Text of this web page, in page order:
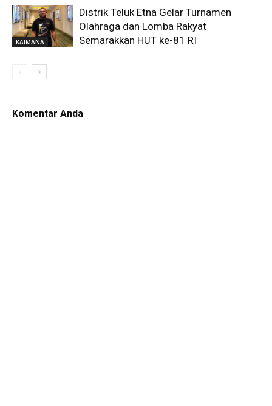
KAIMANA
Distrik Teluk Etna Gelar Turnamen
Olahraga dan Lomba Rakyat
Semarakkan HUT ke-81 RI
Komentar Anda